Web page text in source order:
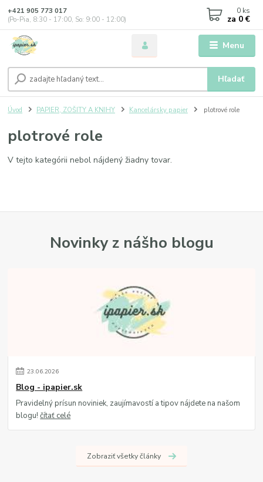
Menu
Hľadať
+421 905 773 017
(Po-Pia, 8:30 - 17:00, So: 9:00 - 12:00)
0 ks
za 0 €
Úvod PAPIER, ZOŠITY A KNIHY Kancelársky papier plotrové role
plotrové role
V tejto kategórii nebol nájdený žiadny tovar.
Novinky z nášho blogu
23.06.2026
Blog - ipapier.sk
Pravidelný prísun noviniek, zaujímavostí a tipov nájdete na našom
blogu!čítať celé
Zobraziť všetky články